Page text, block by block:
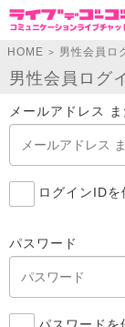
HOME > 男性会員ロ
男性会員ログ
メールアドレス
ログインIDを
パスワード